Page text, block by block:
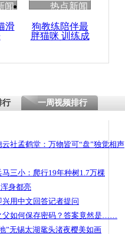
云南法学女博士十余年
闻
滑
热点新闻
狗教练陪伴最
胖猫咪 训练成
行 一周视频排行
云社孟鹤堂：万物皆可“盘”独觉相声
三小：爬行19年种树1.7万棵
身都亮
用中文回答记者提问
父如何保存密码？答案竟然是……
”无锡太湖鼋头渚夜樱美如画